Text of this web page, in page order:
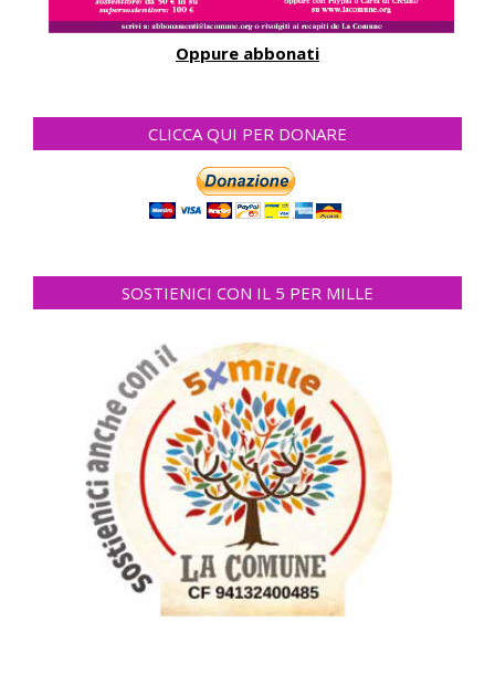
Oppure abbonati
CLICCA QUI PER DONARE
SOSTIENICI CON IL 5 PER MILLE